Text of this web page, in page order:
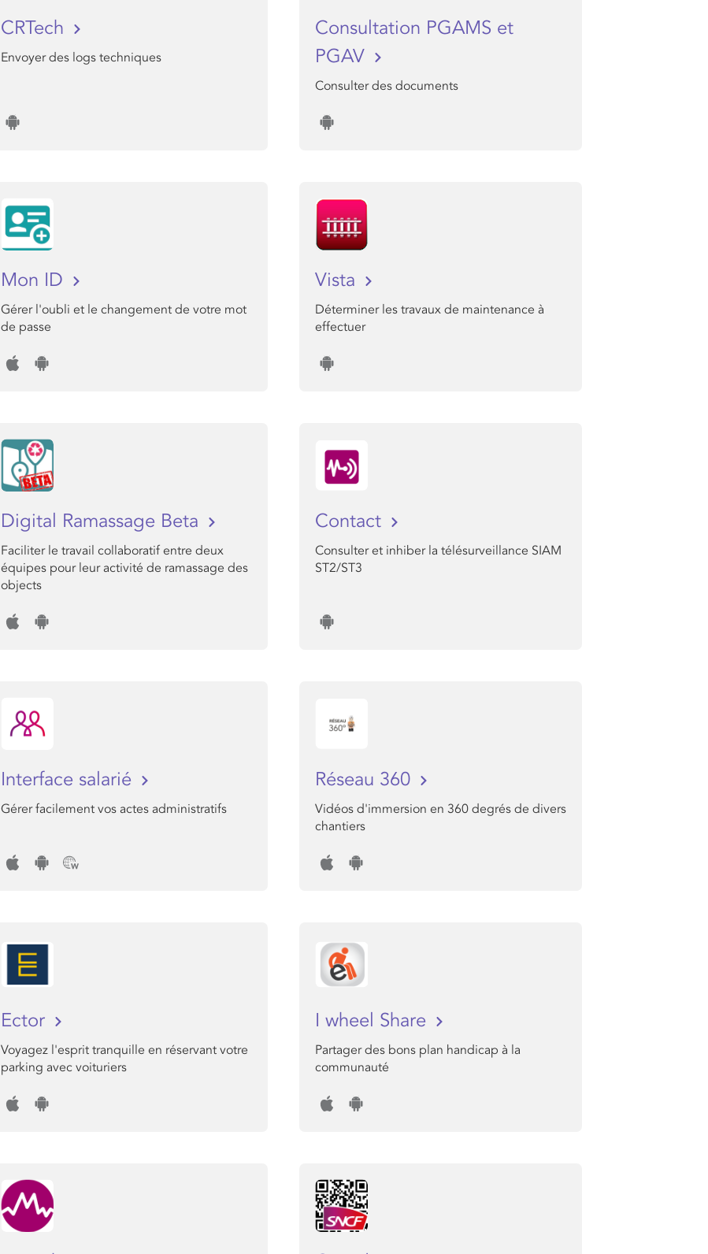
CRTech
Envoyer des logs techniques
Consultation PGAMS et
PGAV
Consulter des documents
Mon ID
Gérer l'oubli et le changement de votre mot
de passe
Vista
Déterminer les travaux de maintenance à
effectuer
Digital Ramassage Beta
Faciliter le travail collaboratif entre deux
équipes pour leur activité de ramassage des
objects
Contact
Consulter et inhiber la télésurveillance SIAM
ST2/ST3
Interface salarié
Gérer facilement vos actes administratifs
Réseau 360
Vidéos d'immersion en 360 degrés de divers
chantiers
Ector
Voyagez l'esprit tranquille en réservant votre
parking avec voituriers
I wheel Share
Partager des bons plan handicap à la
communauté